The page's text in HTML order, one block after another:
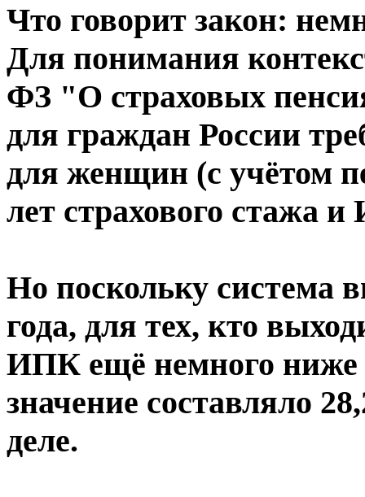
Что говорит закон:
Для понимания
ФЗ "О страховых
для граждан России
для женщин (с учётом
лет страхового стажа
Но поскольку система
года, для тех, кто
ИПК ещё немного ниже
значение составляло
деле.